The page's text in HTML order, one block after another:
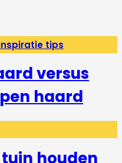
tips
versus
haard
houden